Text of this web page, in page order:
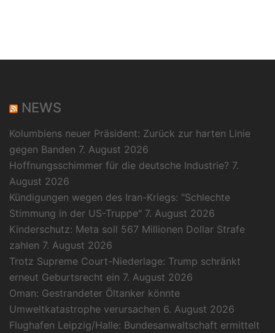
NEWS
Kolumbiens neuer Präsident: Zurück zur harten Linie
gegen Banden 7. August 2026
Hoffnungsschimmer für die deutsche Industrie? 7.
August 2026
Kündigungen wegen des Iran-Kriegs: "Schlechte
Stimmung in der US-Truppe" 7. August 2026
Kinderschutz: Meta soll 567 Millionen Dollar Strafe
zahlen 7. August 2026
Trotz Supreme Court-Niederlage: Trump schränkt
erneut Geburtsrecht ein 7. August 2026
Oman: Gestrandeter Öltanker könnte
Umweltkatastrophe verursachen 6. August 2026
Flughafen Leipzig/Halle: Bundesanwaltschaft ermittelt